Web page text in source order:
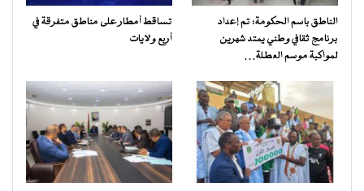
الناطق باسم الحكومة: تم إعداد
برنامج ثقافي وطني يمتد شهرين
لمواكبة موسم العطلة…
تساقط أمطار على مناطق متفرقة في
أربع ولايات